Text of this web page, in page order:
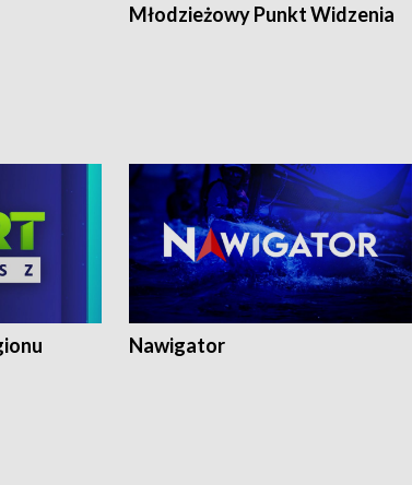
Młodzieżowy Punkt Widzenia
Nawigator